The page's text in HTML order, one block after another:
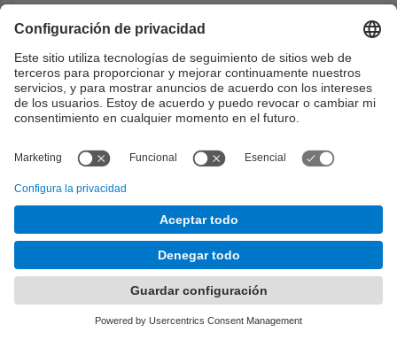
de problemas antes de la classe y
cuestionarios realitzados al inicio de las
clases de problemas y laboratorio.
- Durante el curso el estudiantado podrá
realizar 5 tareas.
- Si entrega 4 o menos tareas, NT será igual al
sumatorio de las notas de todas las tareas
entregadas dividido por 4.
- Si entrega 5 tareas, NT será igual al
sumatorio de las 4 mejores notas de las tareas